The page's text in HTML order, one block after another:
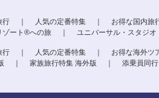
行 人気の定番特集
お得な国内旅
ゾート®への旅
ユニバーサル・スタジ
行 人気の定番特集
お得な海外ツ
家族旅行特集 海外版 添乗員同